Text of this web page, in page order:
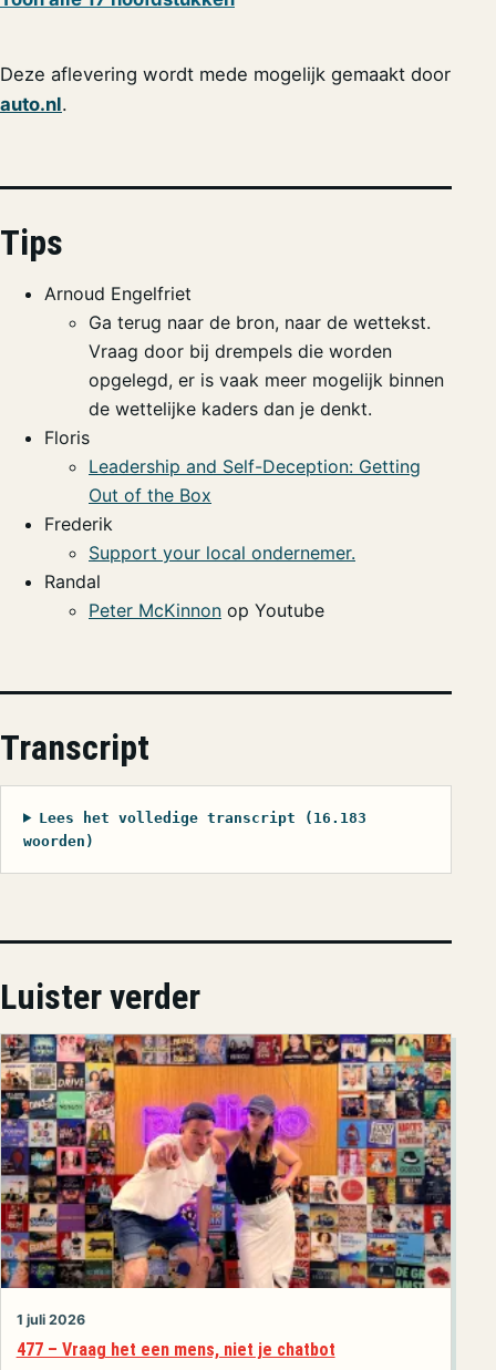
Deze aflevering wordt mede mogelijk gemaakt door
auto.nl.
Tips
Arnoud Engelfriet
Ga terug naar de bron, naar de wettekst.
Vraag door bij drempels die worden
opgelegd, er is vaak meer mogelijk binnen
de wettelijke kaders dan je denkt.
Floris
Leadership and Self-Deception: Getting
Out of the Box
Frederik
Support your local ondernemer.
Randal
Peter McKinnon op Youtube
Transcript
Lees het volledige transcript (16.183
woorden)
Luister verder
1 juli 2026
477 – Vraag het een mens, niet je chatbot